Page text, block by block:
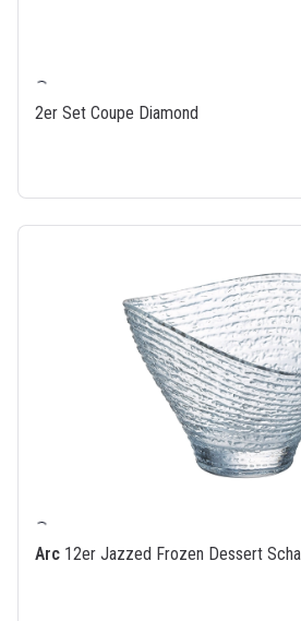
2er Set Coupe Diamond
Arc 12er Jazzed Frozen Dessert